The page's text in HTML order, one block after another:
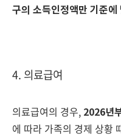
구의 소득인정액만 기준에
4. 의료급여
의료급여의 경우, 2026년
에 따라 가족의 경제 상황